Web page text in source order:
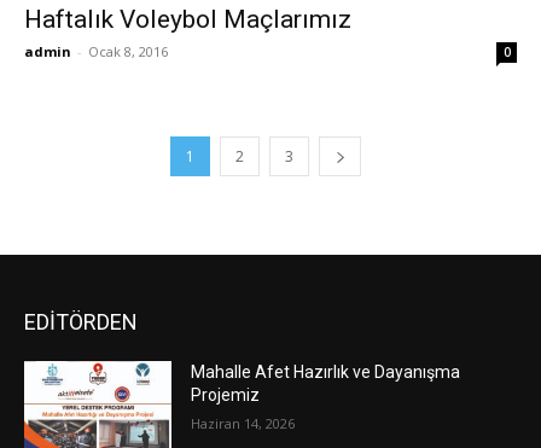
Haftalık Voleybol Maçlarımız
admin - Ocak 8, 2016 0
1 2 3
EDİTÖRDEN
Mahalle Afet Hazırlık ve Dayanışma
Projemiz
Haziran 14, 2026